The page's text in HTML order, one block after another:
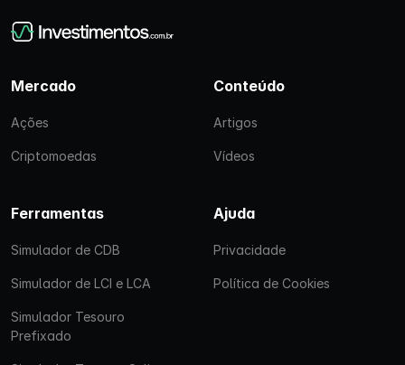
Mercado
Ações
Criptomoedas
Conteúdo
Artigos
Vídeos
Ferramentas
Simulador de CDB
Simulador de LCI e LCA
Simulador Tesouro
Prefixado
Ajuda
Privacidade
Política de Cookies